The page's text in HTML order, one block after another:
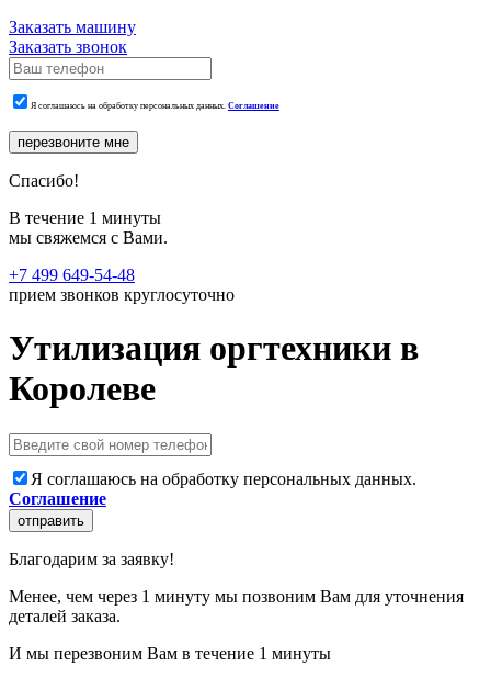
Заказать машину
Заказать звонок
Я соглашаюсь на обработку персональных данных. Соглашение
перезвоните мне
Спасибо!
В течение 1 минуты
мы свяжемся с Вами.
+7 499 649-54-48
прием звонков круглосуточно
Утилизация оргтехники в
Королеве
Я соглашаюсь на обработку персональных данных.
Соглашение
отправить
Благодарим за заявку!
Менее, чем через 1 минуту мы позвоним Вам для уточнения
деталей заказа.
И мы перезвоним Вам в течение 1 минуты